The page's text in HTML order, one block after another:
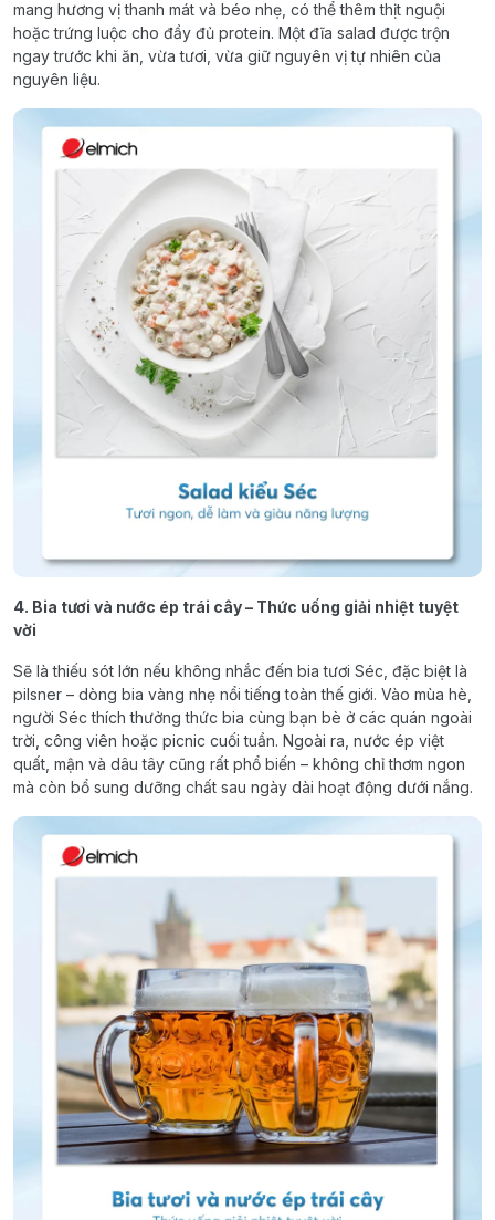
mang hương vị thanh mát và béo nhẹ, có thể thêm thịt nguội
hoặc trứng luộc cho đầy đủ protein. Một đĩa salad được trộn
ngay trước khi ăn, vừa tươi, vừa giữ nguyên vị tự nhiên của
nguyên liệu.
4. Bia tươi và nước ép trái cây – Thức uống giải nhiệt tuyệt
vời
Sẽ là thiếu sót lớn nếu không nhắc đến bia tươi Séc, đặc biệt là
pilsner – dòng bia vàng nhẹ nổi tiếng toàn thế giới. Vào mùa hè,
người Séc thích thưởng thức bia cùng bạn bè ở các quán ngoài
trời, công viên hoặc picnic cuối tuần. Ngoài ra, nước ép việt
quất, mận và dâu tây cũng rất phổ biến – không chỉ thơm ngon
mà còn bổ sung dưỡng chất sau ngày dài hoạt động dưới nắng.